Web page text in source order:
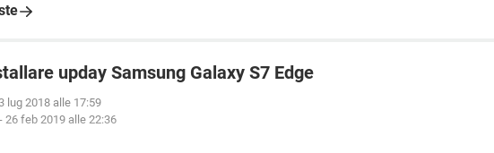
upday Samsung Galaxy S7 Edge
3 lug 2018 alle 17:59
- 26 feb 2019 alle 22:36